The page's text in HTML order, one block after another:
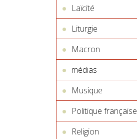
Laïcité
Liturgie
Macron
médias
Musique
Politique française
Religion